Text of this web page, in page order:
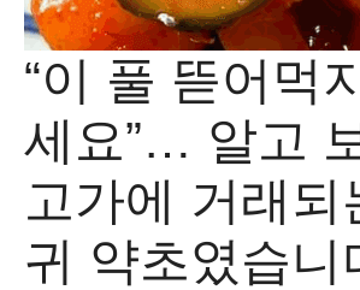
“이 풀 뜯어먹
세요”… 알고
고가에 거래되
귀 약초였습니